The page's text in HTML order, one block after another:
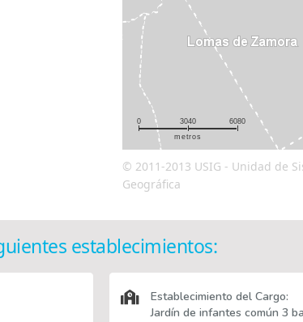
metros
0 3040 6080
© 2011-2013 USIG - Unidad de
Geográfica
establecimientos:
Establecimiento del Cargo:
Jardín de infantes común 3